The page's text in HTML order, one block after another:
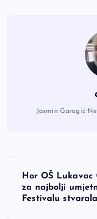
Jasmin Garagić
NHor OŠ Lukavac
za najbolji
Festivalu